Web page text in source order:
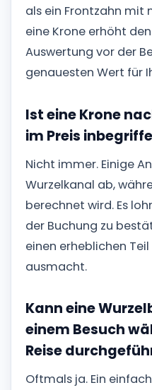
als ein Frontzahn mit
eine Krone erhöht
Auswertung vor der
genauesten Wert für
Ist eine Krone
im Preis
Nicht immer. Einige
Wurzelkanal ab,
berechnet wird. Es
der Buchung zu
einen erheblichen
ausmacht.
Kann eine
einem Besuch
Reise
Oftmals ja. Ein